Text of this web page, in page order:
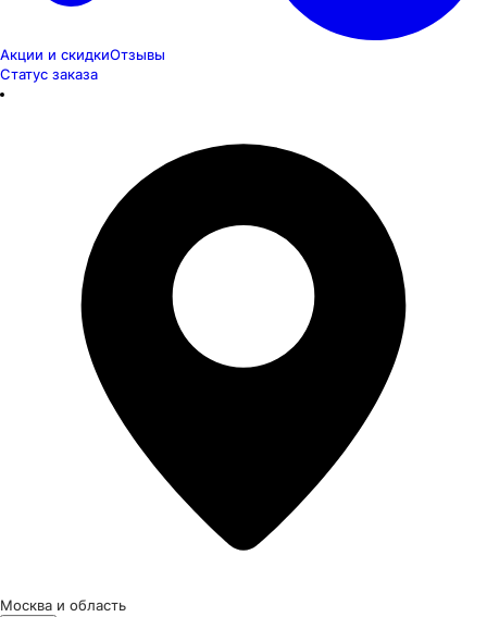
Акции и скидкиОтзывы
Статус заказа
Москва и область